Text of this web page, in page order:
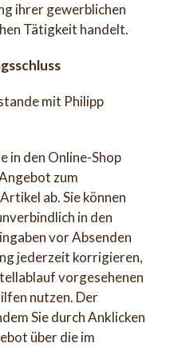
ihrer gewerblichen
Tätigkeit handelt.
mit Philipp
in den Online-Shop
zum
ab. Sie können
in den
vor Absenden
jederzeit korrigieren,
vorgesehenen
nutzen. Der
Sie durch Anklicken
über die im